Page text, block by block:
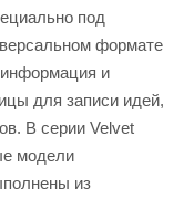
под
формате
и
для записи идей,
В серии Velvet
модели
из